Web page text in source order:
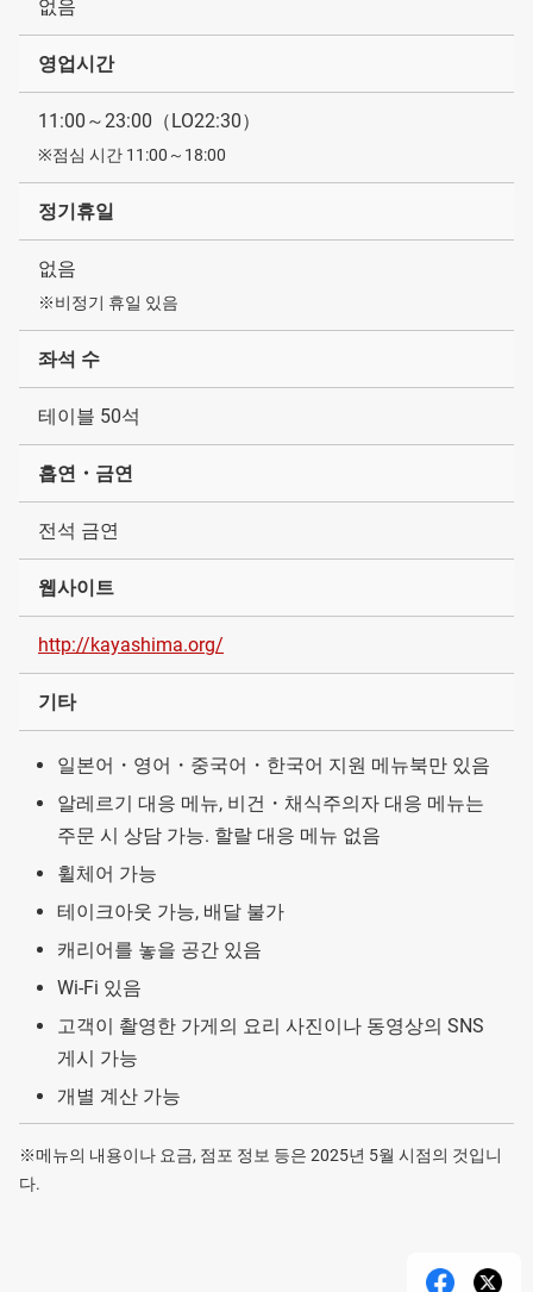
없음
영업시간
11:00～23:00（LO22:30）
※점심 시간 11:00～18:00
정기휴일
없음
※비정기 휴일 있음
좌석 수
테이블 50석
흡연・금연
전석 금연
웹사이트
http://kayashima.org/
기타
일본어・영어・중국어・한국어 지원 메뉴북만 있음
알레르기 대응 메뉴, 비건・채식주의자 대응 메뉴는
주문 시 상담 가능. 할랄 대응 메뉴 없음
휠체어 가능
테이크아웃 가능, 배달 불가
캐리어를 놓을 공간 있음
Wi-Fi 있음
고객이 촬영한 가게의 요리 사진이나 동영상의 SNS
게시 가능
개별 계산 가능
※메뉴의 내용이나 요금, 점포 정보 등은 2025년 5월 시점의 것입니
다.